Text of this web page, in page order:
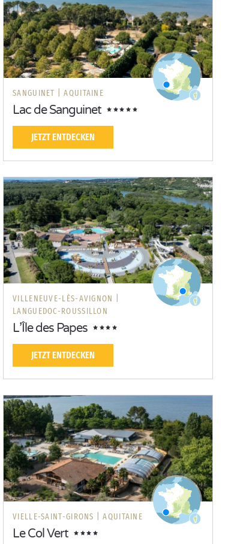
SANGUINET | AQUITAINE
Lac de Sanguinet
JETZT ENTDECKEN
VILLENEUVE-LÈS-AVIGNON |
LANGUEDOC-ROUSSILLON
L’Île des Papes
JETZT ENTDECKEN
VIELLE-SAINT-GIRONS | AQUITAINE
Le Col Vert